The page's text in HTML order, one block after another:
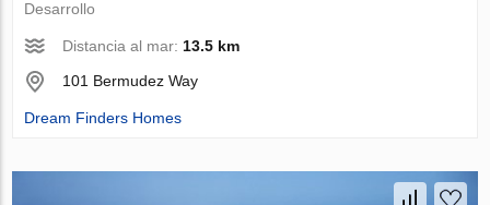
Desarrollo
Distancia al mar: 13.5 km
101 Bermudez Way
Dream Finders Homes